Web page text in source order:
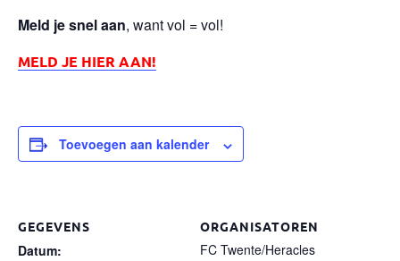
Meld je snel aan, want vol = vol!
MELD JE HIER AAN!
Toevoegen aan kalender
GEGEVENS
Datum:
ORGANISATOREN
FC Twente/Heracles